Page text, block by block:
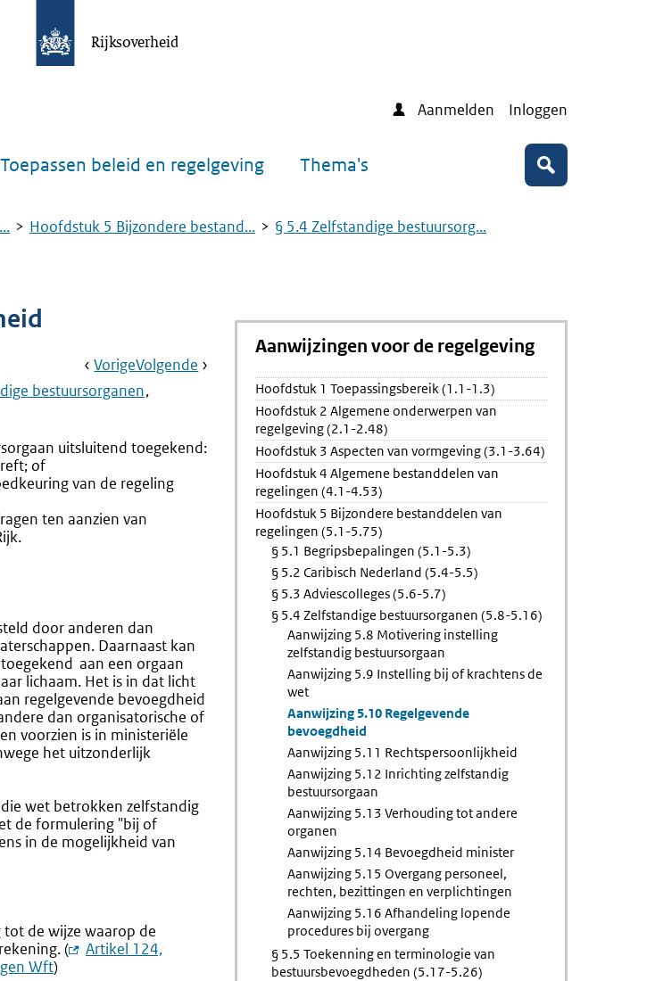
Rijksoverheid
Aanmelden Inloggen
Toepassen beleid en regelgeving Thema's Zoeken
Hoofdstuk 5 Bijzondere bestand...
§ 5.4 Zelfstandige bestuursorg...
Book
Navigation
Ga
VorigePagina:
5.9
Of
De
Ga
Volgende Pagina:
Aanwijzing
Rechtspersoonlijkheid
bestuursorganen
uitsluitend toegekend:
of
van de regeling
ten aanzien van
door anderen dan
Daarnaast kan
aan een orgaan
lichaam. Het is in dat licht
regelgevende bevoegdheid
dan organisa­torische of
voorzien is in ministeriële
het uitzonderlijk
wet betrokken zelfstandig
de formulering "bij of
in de mogelijkheid van
de wijze waarop de
(
Externe
Artikel 124,
Wft)
Aanwijzingen voor de regelgeving
Hoofdstuk 1 Toepassingsbereik (1.1-1.3)
Hoofdstuk 2 Algemene onderwerpen van
regelgeving (2.1-2.48)
Hoofdstuk 3 Aspecten van vormgeving (3.1-3.64)
Hoofdstuk 4 Algemene bestanddelen van
regelingen (4.1-4.53)
Hoofdstuk 5 Bijzondere bestanddelen van
regelingen (5.1-5.75)
§ 5.1 Begripsbepalingen (5.1-5.3)
§ 5.2 Caribisch Nederland (5.4-5.5)
§ 5.3 Adviescolleges (5.6-5.7)
§ 5.4 Zelfstandige bestuursorganen (5.8-5.16)
Aanwijzing 5.8 Motivering instelling
zelfstandig bestuursorgaan
Aanwijzing 5.9 Instelling bij of krachtens de
wet
Aanwijzing 5.10 Regelgevende
bevoegdheid
Aanwijzing 5.11 Rechtspersoonlijkheid
Aanwijzing 5.12 Inrichting zelfstandig
bestuursorgaan
Aanwijzing 5.13 Verhouding tot andere
organen
Aanwijzing 5.14 Bevoegdheid minister
Aanwijzing 5.15 Overgang personeel,
rechten, bezittingen en verplichtingen
Aanwijzing 5.16 Afhandeling lopende
procedures bij overgang
§ 5.5 Toekenning en terminologie van
bestuursbevoegdheden (5.17-5.26)